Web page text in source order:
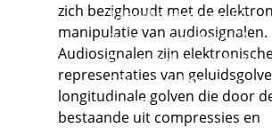
Zakelijke diensten
Orde en veiligheid
Financieel en juridisch
Office, marketing en
events
zich bezighoudt met de
manipulatie van audiosignalen.
Audiosignalen zijn
representaties van
longitudinale golven die door
bestaande uit compressies en